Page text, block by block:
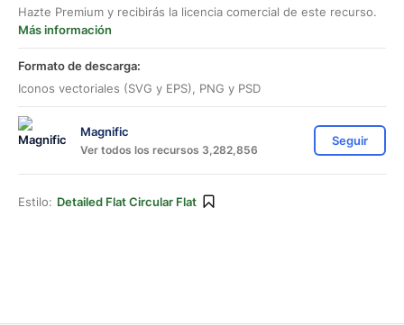
Hazte Premium y recibirás la licencia comercial de este recurso.
Más información
Formato de descarga:
Iconos vectoriales (SVG y EPS), PNG y PSD
Magnific
Ver todos los recursos 3,282,856
Seguir
Estilo: Detailed Flat Circular Flat